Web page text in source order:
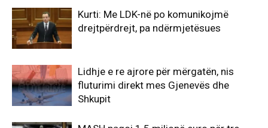
Kurti: Me LDK-në po komunikojmë
drejtpërdrejt, pa ndërmjetësues
Lidhje e re ajrore për mërgatën, nis
fluturimi direkt mes Gjenevës dhe
Shkupit